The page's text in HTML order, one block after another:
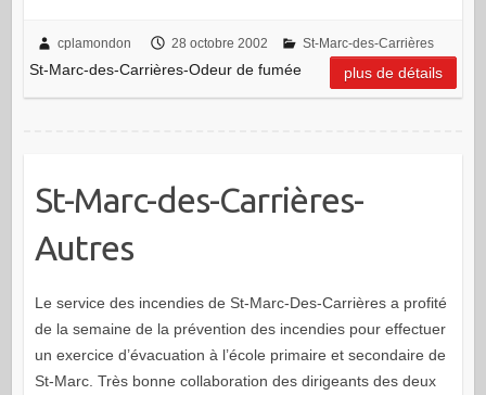
cplamondon 28 octobre 2002 St-Marc-des-Carrières
St-Marc-des-Carrières-Odeur de fumée plus de détails
St-Marc-des-Carrières-
Autres
Le service des incendies de St-Marc-Des-Carrières a profité
de la semaine de la prévention des incendies pour effectuer
un exercice d’évacuation à l’école primaire et secondaire de
St-Marc. Très bonne collaboration des dirigeants des deux